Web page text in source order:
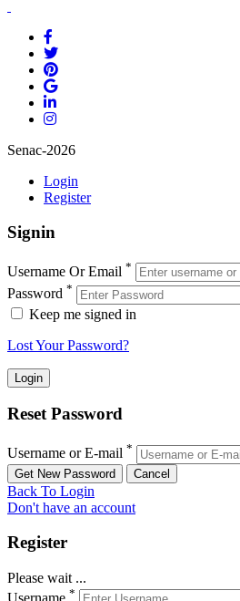
Senac-2026
Login
Register
Signin
Username Or Email *
Password *
Keep me signed in
Lost Your Password?
Reset Password
Username or E-mail *
Back To Login
Don't have an account
Register
Please wait ...
*